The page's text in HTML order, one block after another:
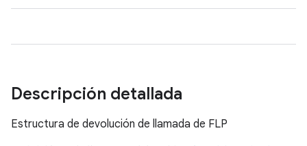
Descripción detallada
Estructura de devolución de llamada de FLP